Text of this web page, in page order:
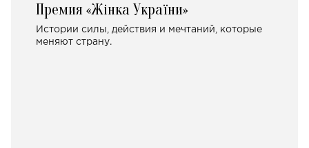
Премия «Жінка України»
Истории силы, действия и мечтаний, которые
меняют страну.